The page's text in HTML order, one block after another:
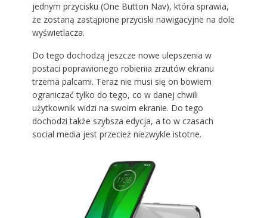
jednym przycisku (One Button Nav), która sprawia,
że zostaną zastąpione przyciski nawigacyjne na dole
wyświetlacza.
Do tego dochodzą jeszcze nowe ulepszenia w
postaci poprawionego robienia zrzutów ekranu
trzema palcami. Teraz nie musi się on bowiem
ograniczać tylko do tego, co w danej chwili
użytkownik widzi na swoim ekranie. Do tego
dochodzi także szybsza edycja, a to w czasach
social media jest przecież niezwykle istotne.